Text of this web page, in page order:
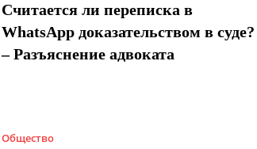
Считается ли переписка в
WhatsApp доказательством в суде?
– Разъяснение адвоката
Общество